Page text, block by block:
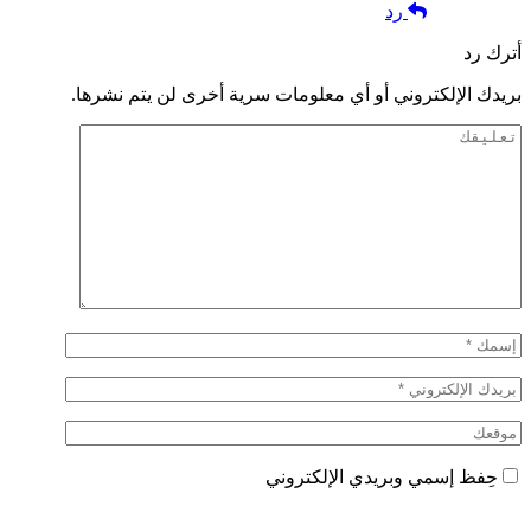
رد
أترك رد
بريدك الإلكتروني أو أي معلومات سرية أخرى لن يتم نشرها.
حِفظ إسمي وبريدي الإلكتروني